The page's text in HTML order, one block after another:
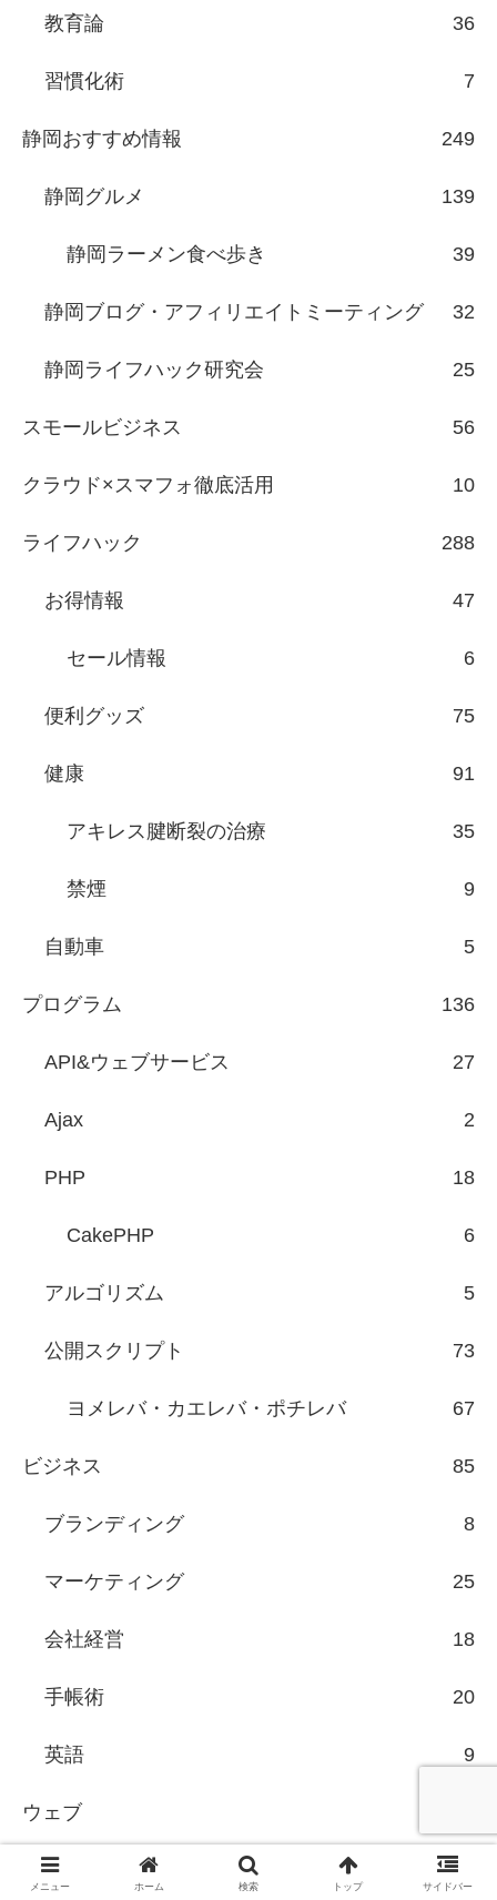
教育論 36
習慣化術 7
静岡おすすめ情報 249
静岡グルメ 139
静岡ラーメン食べ歩き 39
静岡ブログ・アフィリエイトミーティング 32
静岡ライフハック研究会 25
スモールビジネス 56
クラウド×スマフォ徹底活用 10
ライフハック 288
お得情報 47
セール情報 6
便利グッズ 75
健康 91
アキレス腱断裂の治療 35
禁煙 9
自動車 5
プログラム 136
API&ウェブサービス 27
Ajax 2
PHP 18
CakePHP 6
アルゴリズム 5
公開スクリプト 73
ヨメレバ・カエレバ・ポチレバ 67
ビジネス 85
ブランディング 8
マーケティング 25
会社経営 18
手帳術 20
英語 9
ウェブ
SEO 60
メニュー ホーム 検索 トップ サイドバー